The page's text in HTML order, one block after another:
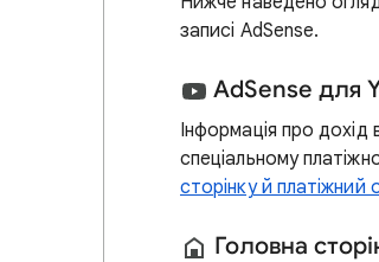
записі AdSense.
AdSense для
Інформація про дохід
спеціальному
сторінку й платіжний
Головна